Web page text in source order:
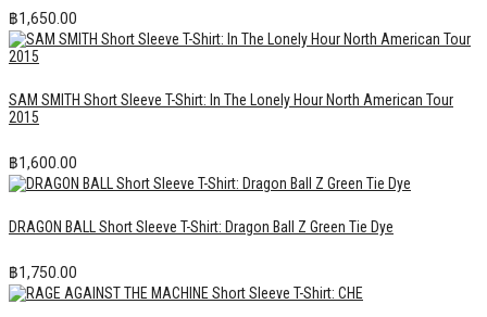
฿1,650.00
SAM SMITH Short Sleeve T-Shirt: In The Lonely Hour North American Tour
2015
฿1,600.00
DRAGON BALL Short Sleeve T-Shirt: Dragon Ball Z Green Tie Dye
฿1,750.00